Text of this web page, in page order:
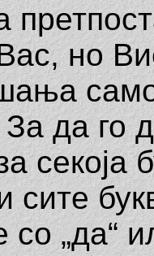
но
да го
секоја
сите
„да“